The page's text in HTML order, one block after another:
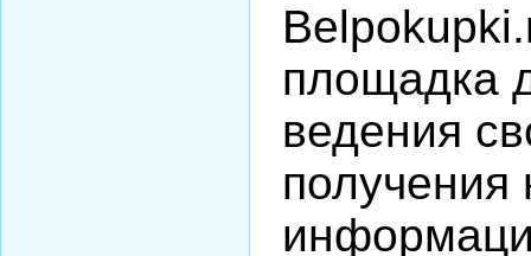
площадка
ведения
получения